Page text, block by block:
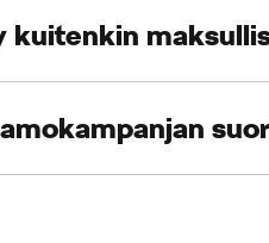
kuitenkin